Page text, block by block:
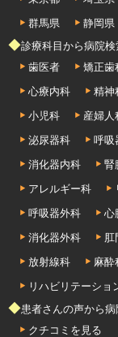
群馬県
静岡県
◆診療科目から病院検
歯医者
矯正歯
心療内科
精神
小児科
産婦人
泌尿器科
呼吸
消化器内科
腎
アレルギー科
呼吸器外科
心
消化器外科
肛
放射線科
麻酔
リハビリテーショ
◆患者さんの声から病
クチコミを見る